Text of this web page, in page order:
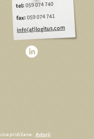
tel:059 074 740
fax:059 074 741
info(at)logitus.com
pridržane. Avtorji